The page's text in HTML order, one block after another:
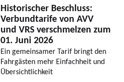
Historischer Beschluss:
Verbundtarife von AVV
und VRS verschmelzen zum
01. Juni 2026
Ein gemeinsamer Tarif bringt den
Fahrgästen mehr Einfachheit und
Übersichtlichkeit